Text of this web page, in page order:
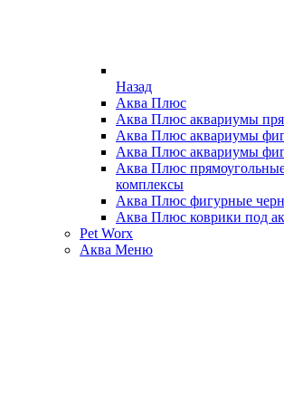
Назад
Аква Плюс
Аква Плюс аквариумы
Аква Плюс аквариумы
Аква Плюс аквариумы
Аква Плюс
комплексы
Аква Плюс фигурные
Аква Плюс коврики под
Pet Worx
Аква Меню